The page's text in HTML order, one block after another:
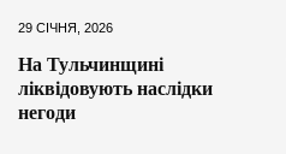
29 СІЧНЯ, 2026
На Тульчинщині
ліквідовують наслідки
негоди